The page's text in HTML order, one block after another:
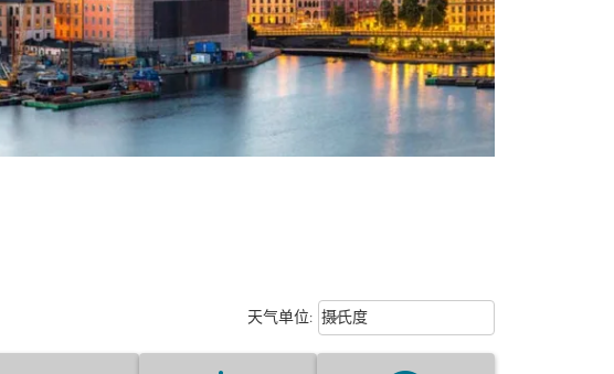
天气单位: Weather unit option 摄氏度
摄氏度
keyboard_arrow_down